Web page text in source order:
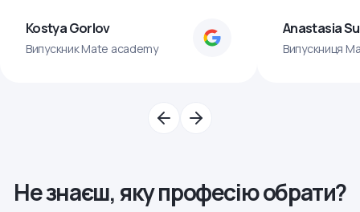
Kostya Gorlov
Випускник Mate academy
Anastasia
Випускниця
Не знаєш, яку професію обрати?